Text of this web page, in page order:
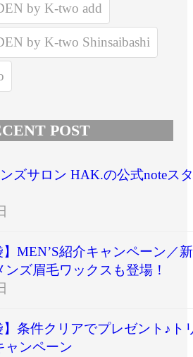
by K-two add
by K-two Shinsaibashi
POST
ズサロン HAK.の公式noteスタ
】MEN’S紹介キャンペーン／新
ンズ眉毛ワックスも登場！
】条件クリアでプレゼント♪ト
ャンペーン